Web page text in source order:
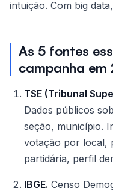
intuição. Com big
As 5 fontes
campanha em
TSE (Tribunal
Dados públicos
seção, município.
votação por local,
partidária, perfil
IBGE. Censo